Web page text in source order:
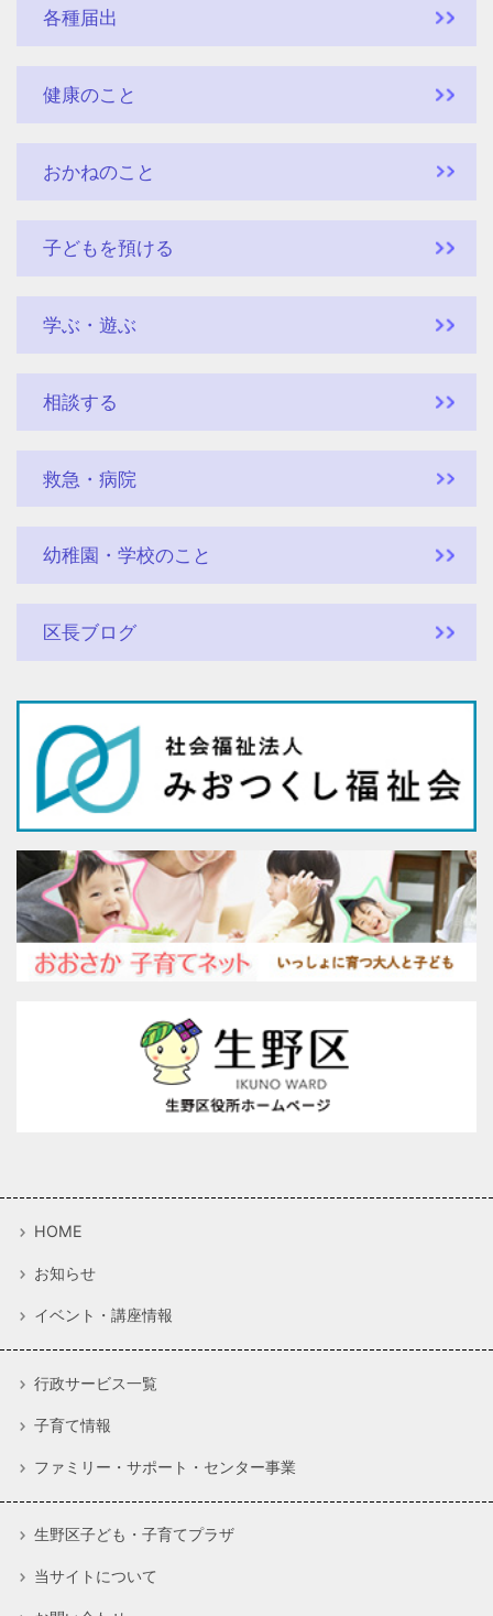
各種届出
健康のこと
おかねのこと
子どもを預ける
学ぶ・遊ぶ
相談する
救急・病院
幼稚園・学校のこと
区長ブログ
HOME
お知らせ
イベント・講座情報
行政サービス一覧
子育て情報
ファミリー・サポート・センター事業
生野区子ども・子育てプラザ
当サイトについて